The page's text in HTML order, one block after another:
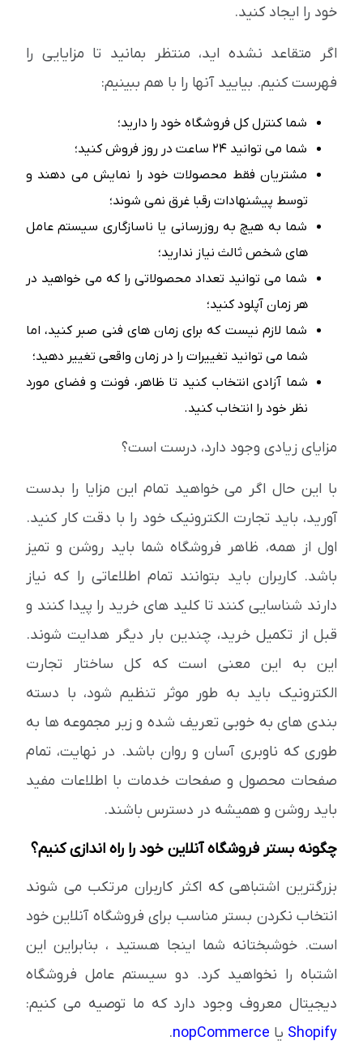
خود را ایجاد کنید.
اگر متقاعد نشده اید، منتظر بمانید تا مزایایی را
فهرست کنیم. بیایید آنها را با هم ببینیم:
شما کنترل کل فروشگاه خود را دارید؛
شما می توانید 24 ساعت در روز فروش کنید؛
مشتریان فقط محصولات خود را نمایش می دهند و
توسط پیشنهادات رقبا غرق نمی شوند؛
شما به هیچ به روزرسانی یا ناسازگاری سیستم عامل
های شخص ثالث نیاز ندارید؛
شما می توانید تعداد محصولاتی را که می خواهید در
هر زمان آپلود کنید؛
شما لازم نیست که برای زمان های فنی صبر کنید، اما
شما می توانید تغییرات را در زمان واقعی تغییر دهید؛
شما آزادی انتخاب کنید تا ظاهر، فونت و فضای مورد
نظر خود را انتخاب کنید.
مزایای زیادی وجود دارد، درست است؟
با این حال اگر می خواهید تمام این مزایا را بدست
آورید، باید تجارت الکترونیک خود را با دقت کار کنید.
اول از همه، ظاهر فروشگاه شما باید روشن و تمیز
باشد. کاربران باید بتوانند تمام اطلاعاتی را که نیاز
دارند شناسایی کنند تا کلید های خرید را پیدا کنند و
قبل از تکمیل خرید، چندین بار دیگر هدایت شوند.
این به این معنی است که کل ساختار تجارت
الکترونیک باید به طور موثر تنظیم شود، با دسته
بندی های به خوبی تعریف شده و زیر مجموعه ها به
طوری که ناوبری آسان و روان باشد. در نهایت، تمام
صفحات محصول و صفحات خدمات با اطلاعات مفید
باید روشن و همیشه در دسترس باشند.
چگونه بستر فروشگاه آنلاین خود را راه اندازی کنیم؟
بزرگترین اشتباهی که اکثر کاربران مرتکب می شوند
انتخاب نکردن بستر مناسب برای فروشگاه آنلاین خود
است. خوشبختانه شما اینجا هستید ، بنابراین این
اشتباه را نخواهید کرد. دو سیستم عامل فروشگاه
دیجیتال معروف وجود دارد که ما توصیه می کنیم:
Shopify یا nopCommerce
.